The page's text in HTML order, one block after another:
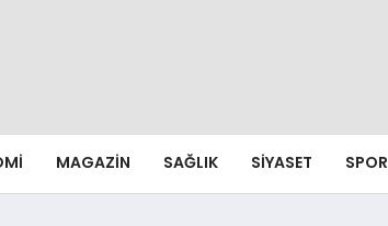
MAGAZIN SAĞLIK SIYASET SPOR